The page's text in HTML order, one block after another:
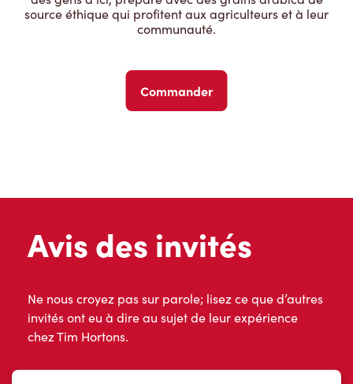
source éthique qui profitent aux agriculteurs et à leur
communauté.
Commander
Avis des invités
Ne nous croyez pas sur parole; lisez ce que d’autres
invités ont eu à dire au sujet de leur expérience
chez Tim Hortons.